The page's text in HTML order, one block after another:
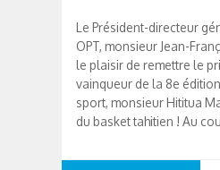
Le Président-directeur
OPT, monsieur Jean-
le plaisir de remettre le
vainqueur de la 8e
sport, monsieur Hititua
du basket tahitien ! Au